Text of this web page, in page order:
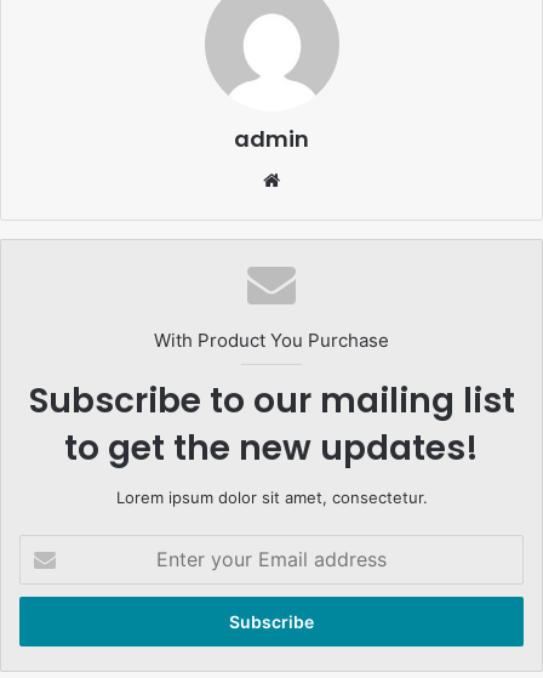
admin
With Product You Purchase
Subscribe to our mailing list
to get the new updates!
Lorem ipsum dolor sit amet, consectetur.
your
Email